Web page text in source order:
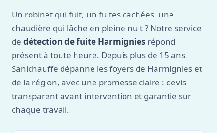
Un robinet qui fuit, un fuites cachées, une
chaudière qui lâche en pleine nuit ? Notre service
de détection de fuite Harmignies répond
présent à toute heure. Depuis plus de 15 ans,
Sanichauffe dépanne les foyers de Harmignies et
de la région, avec une promesse claire : devis
transparent avant intervention et garantie sur
chaque travail.